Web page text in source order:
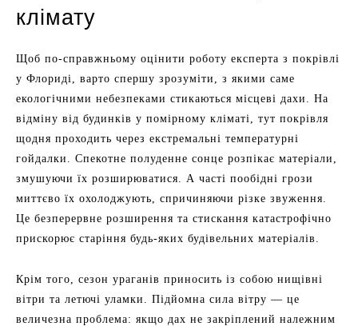
клімату
Щоб по-справжньому оцінити роботу експерта з покрівлі
у Флориді, варто спершу зрозуміти, з якими саме
екологічними небезпеками стикаються місцеві дахи. На
відміну від будинків у помірному кліматі, тут покрівля
щодня проходить через екстремальні температурні
гойдалки. Спекотне полуденне сонце розпікає матеріали,
змушуючи їх розширюватися. А часті пообідні грози
миттєво їх охолоджують, спричиняючи різке звуження.
Це безперервне розширення та стискання катастрофічно
прискорює старіння будь-яких будівельних матеріалів.
Крім того, сезон ураганів приносить із собою нищівні
вітри та летючі уламки. Підйомна сила вітру — це
величезна проблема: якщо дах не закріплений належним